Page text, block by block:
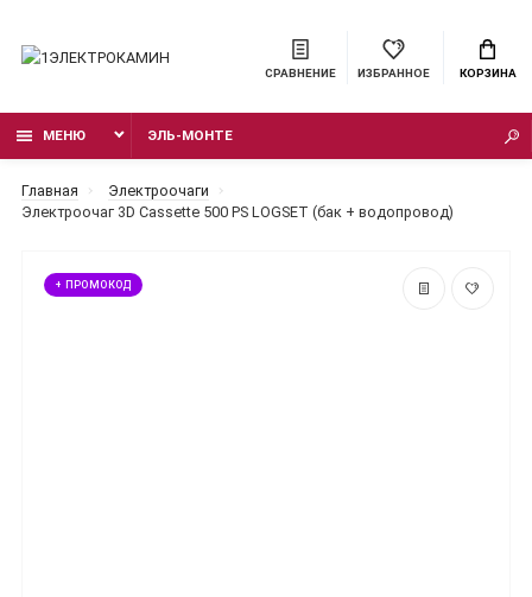
СРАВНЕНИЕ ИЗБРАННОЕ КОРЗИНА
МЕНЮ ЭЛЬ-МОНТЕ
Главная
Электроочаги
Электроочаг 3D Cassette 500 PS LOGSET (бак + водопровод)
+ ПРОМОКОД